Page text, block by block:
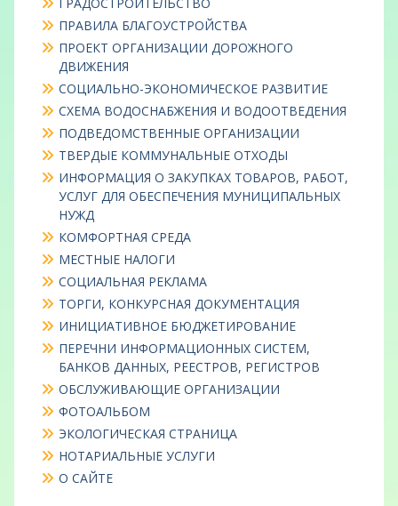
ПРАВИЛА БЛАГОУСТРОЙСТВА
ПРОЕКТ ОРГАНИЗАЦИИ ДОРОЖНОГО
ДВИЖЕНИЯ
СОЦИАЛЬНО-ЭКОНОМИЧЕСКОЕ РАЗВИТИЕ
СХЕМА ВОДОСНАБЖЕНИЯ И ВОДООТВЕДЕНИЯ
ПОДВЕДОМСТВЕННЫЕ ОРГАНИЗАЦИИ
ТВЕРДЫЕ КОММУНАЛЬНЫЕ ОТХОДЫ
ИНФОРМАЦИЯ О ЗАКУПКАХ ТОВАРОВ, РАБОТ,
УСЛУГ ДЛЯ ОБЕСПЕЧЕНИЯ МУНИЦИПАЛЬНЫХ
НУЖД
КОМФОРТНАЯ СРЕДА
МЕСТНЫЕ НАЛОГИ
СОЦИАЛЬНАЯ РЕКЛАМА
ТОРГИ, КОНКУРСНАЯ ДОКУМЕНТАЦИЯ
ИНИЦИАТИВНОЕ БЮДЖЕТИРОВАНИЕ
ПЕРЕЧНИ ИНФОРМАЦИОННЫХ СИСТЕМ,
БАНКОВ ДАННЫХ, РЕЕСТРОВ, РЕГИСТРОВ
ОБСЛУЖИВАЮЩИЕ ОРГАНИЗАЦИИ
ФОТОАЛЬБОМ
ЭКОЛОГИЧЕСКАЯ СТРАНИЦА
НОТАРИАЛЬНЫЕ УСЛУГИ
О САЙТЕ